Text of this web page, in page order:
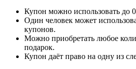
Купон можно использовать до
Один человек может
купонов.
Можно приобретать любое
подарок.
Купон даёт право на одну из